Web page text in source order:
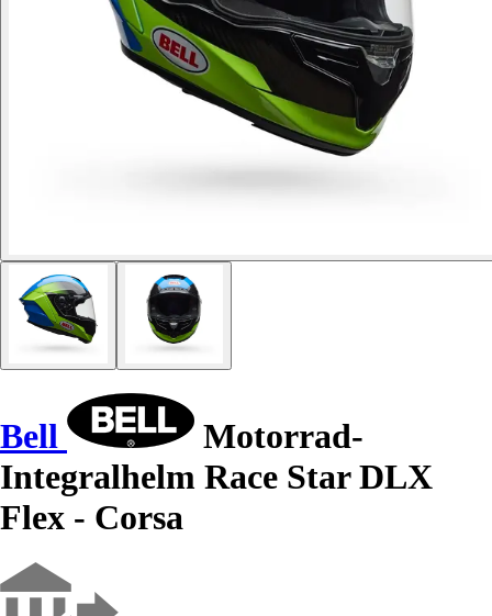
Bell
Motorrad-
Integralhelm Race Star DLX
Flex - Corsa